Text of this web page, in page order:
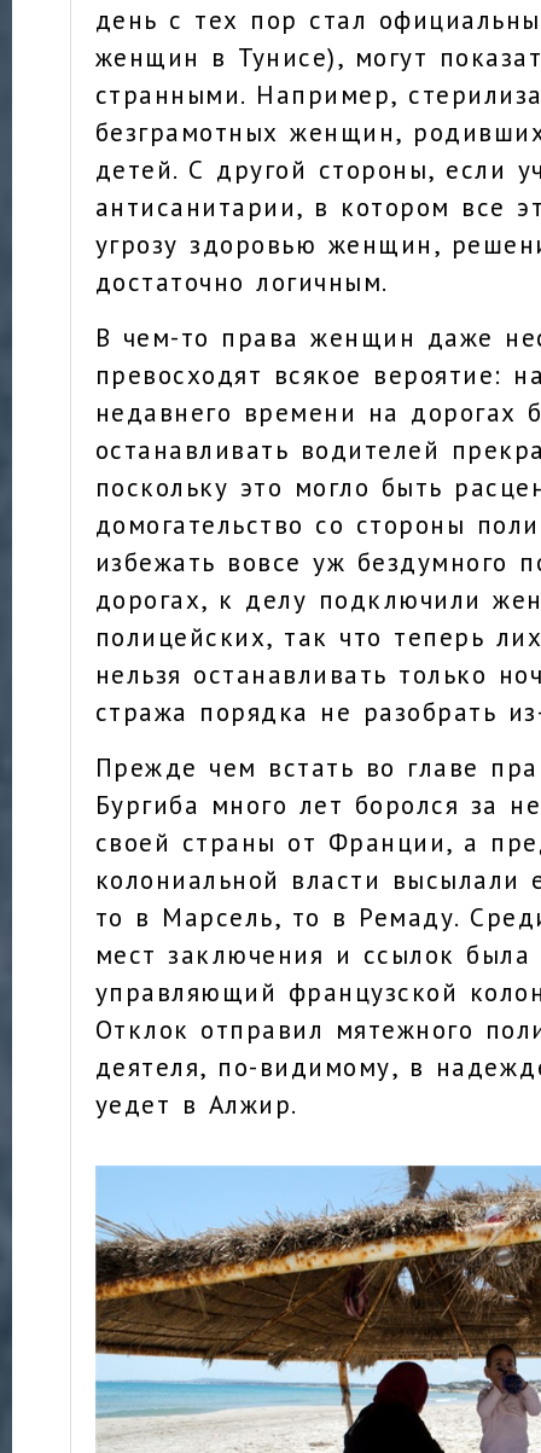
день с тех пор стал
женщин в Тунисе), могут
странными. Например,
безграмотных женщин,
детей. С другой стороны, если
антисанитарии, в котором все
угрозу здоровью женщин,
достаточно логичным.
В чем-то права женщин даже
превосходят всякое вероятие:
недавнего времени на дорогах
останавливать водителей
поскольку это могло быть
домогательство со стороны
избежать вовсе уж бездумного
дорогах, к делу подключили
полицейских, так что теперь
нельзя останавливать только
стража порядка не разобрать
Прежде чем встать во главе
Бургиба много лет боролся за
своей страны от Франции, а
колониальной власти высылали
то в Марсель, то в Ремаду.
мест заключения и ссылок
управляющий французской
Отклок отправил мятежного
деятеля, по-видимому, в
уедет в Алжир.